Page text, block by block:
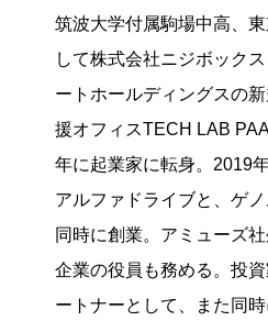
筑波大学付属駒場中高、
して株式会社ニジボック
ートホールディングスの
援オフィスTECH LAB
年に起業家に転身。2019
アルファドライブと、ゲ
同時に創業。アミューズ
企業の役員も務める。投
ートナーとして、また同